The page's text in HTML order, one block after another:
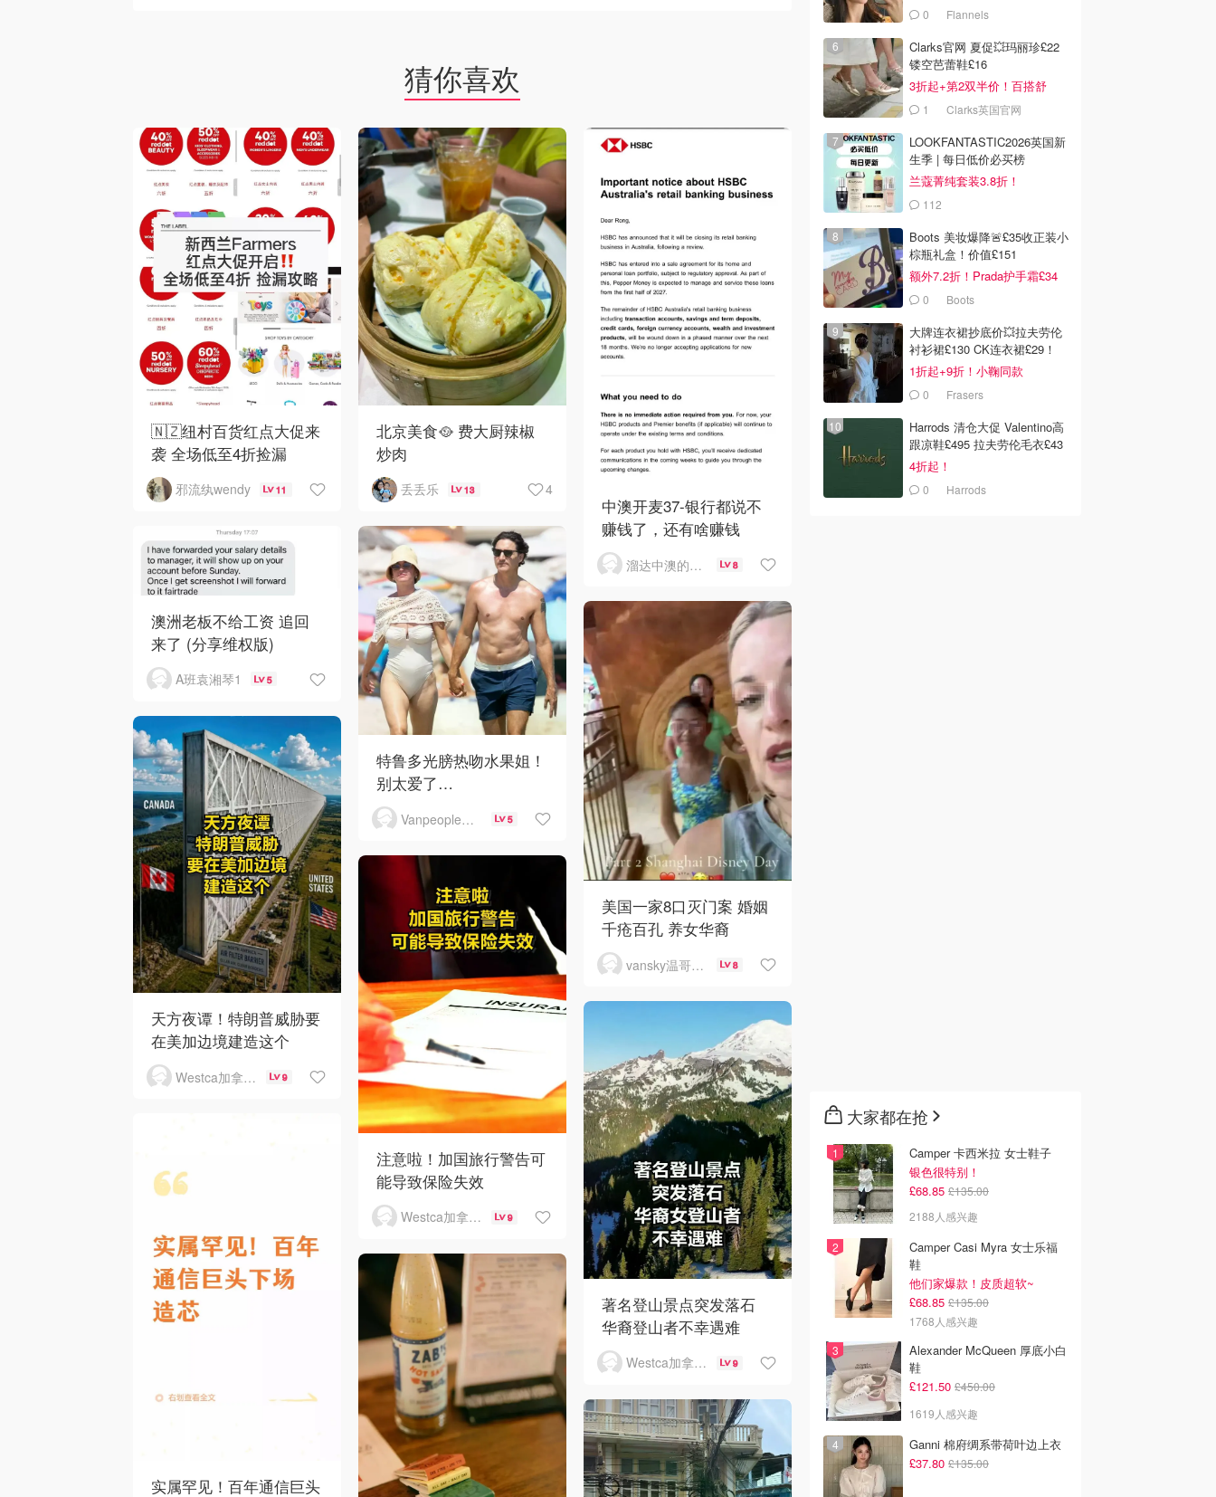
猜你喜欢
🇳🇿纽村百货红点大促来
袭 全场低至4折捡漏
邪流纨wendy 11
北京美食🥘 费大厨辣椒
炒肉
丢丢乐 13 4
中澳开麦37-银行都说不
赚钱了，还有啥赚钱
溜达中澳的王公子 8
澳洲老板不给工资 追回
来了 (分享维权版)
A班袁湘琴1 5
特鲁多光膀热吻水果姐！
别太爱了…
Vanpeople人在温哥华 5
美国一家8口灭门案 婚姻
千疮百孔 养女华裔
vansky温哥华天空 8
天方夜谭！特朗普威胁要
在美加边境建造这个
Westca加拿大生活 9
注意啦！加国旅行警告可
能导致保险失效
Westca加拿大生活 9
著名登山景点突发落石
华裔登山者不幸遇难
Westca加拿大生活 9
实属罕见！百年通信巨头
0 Flannels
Clarks官网 夏促💥玛丽珍£22
镂空芭蕾鞋£16
3折起+第2双半价！百搭舒
服！1 Clarks英国官网
LOOKFANTASTIC2026英国新
生季 | 每日低价必买榜
兰蔻菁纯套装3.8折！
112
Boots 美妆爆降🚨£35收正装小
棕瓶礼盒！价值£151
额外7.2折！Prada护手霜£34
0 Boots
大牌连衣裙抄底价💥拉夫劳伦
衬衫裙£130 CK连衣裙£29！
1折起+9折！小鞠同款
Ganni£88
0 Frasers
Harrods 清仓大促 Valentino高
跟凉鞋£495 拉夫劳伦毛衣£43
4折起！
0 Harrods
大家都在抢
Camper 卡西米拉 女士鞋子
银色很特别！
£68.85 £135.00
2188人感兴趣
Camper Casi Myra 女士乐福
鞋
他们家爆款！皮质超软~
£68.85 £135.00
1768人感兴趣
Alexander McQueen 厚底小白
鞋
£121.50 £450.00
1619人感兴趣
Ganni 棉府绸系带荷叶边上衣
£37.80 £135.00